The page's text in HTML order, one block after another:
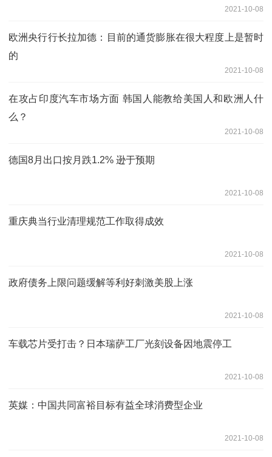
2021-10-08
欧洲央行行长拉加德：目前的通货膨胀在很大程度上是暂时
的
2021-10-08
在攻占印度汽车市场方面 韩国人能教给美国人和欧洲人什
么？
2021-10-08
德国8月出口按月跌1.2% 逊于预期
2021-10-08
重庆典当行业清理规范工作取得成效
2021-10-08
政府债务上限问题缓解等利好刺激美股上涨
2021-10-08
车载芯片受打击？日本瑞萨工厂光刻设备因地震停工
2021-10-08
英媒：中国共同富裕目标有益全球消费型企业
2021-10-08